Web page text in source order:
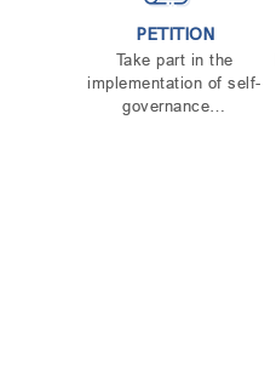
PETITION
Take part in the
implementation of self-
governance…